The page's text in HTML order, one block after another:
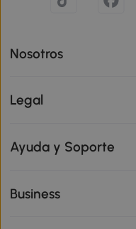
Nosotros
Legal
Ayuda y Soporte
Business